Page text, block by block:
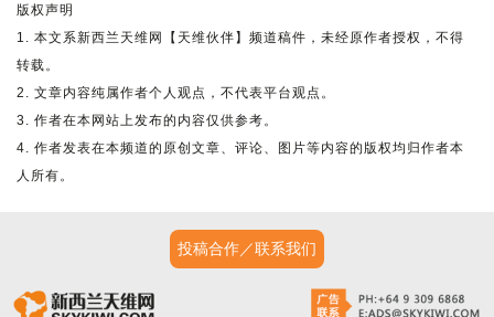
版权声明
1. 本文系新西兰天维网【天维伙伴】频道稿件，未经原作者授权，不得
转载。
2. 文章内容纯属作者个人观点，不代表平台观点。
3. 作者在本网站上发布的内容仅供参考。
4. 作者发表在本频道的原创文章、评论、图片等内容的版权均归作者本
人所有。
投稿合作／联系我们